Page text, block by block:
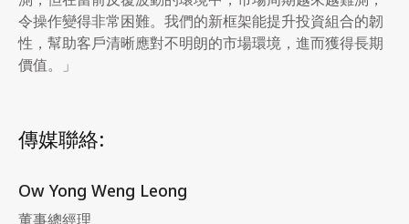
令操作變得非常困難。我們的新框架能提升投資組合的韌
性，幫助客戶清晰應對不明朗的市場環境，進而獲得長期
價值。」
傳媒聯絡:
Ow Yong Weng Leong
董事總經理